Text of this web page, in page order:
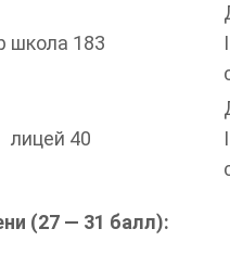
школа 183
лицей 40
(27 — 31 балл):